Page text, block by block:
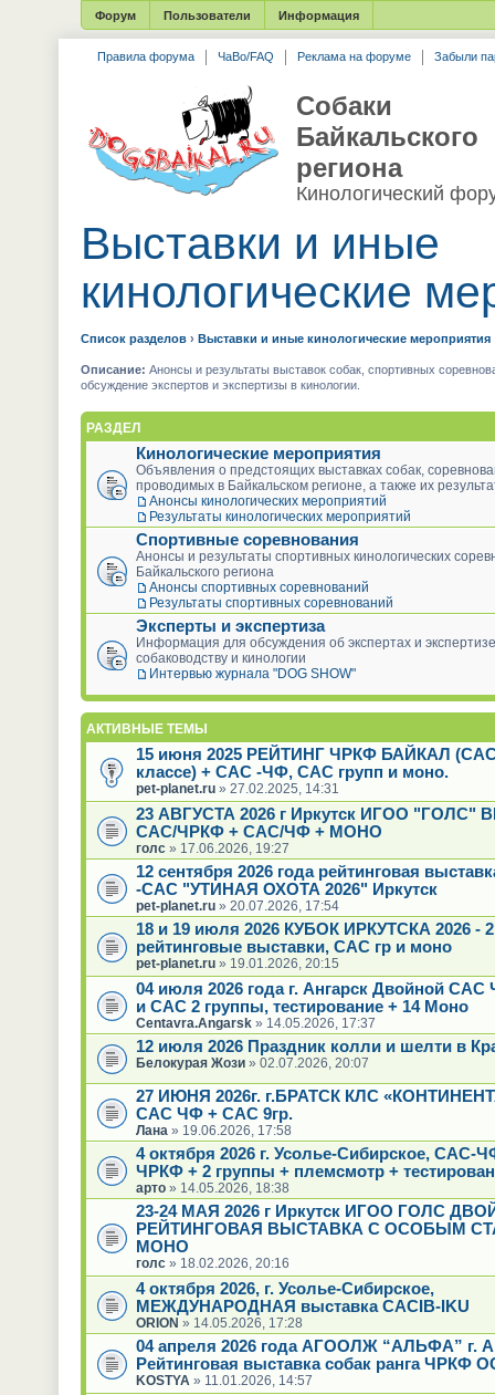
Форум Пользователи Информация
Правила форума ЧаВо/FAQ Реклама на форуме Забыли
Собаки
Байкальского
региона
Кинологический
Выставки и иные
кинологические
Список разделов › Выставки и иные кинологические мероприятия
Описание: Анонсы и результаты выставок собак, спортивных
обсуждение экспертов и экспертизы в кинологии.
РАЗДЕЛ
Кинологические мероприятия
Объявления о предстоящих выставках собак,
проводимых в Байкальском регионе, а также их
Анонсы кинологических мероприятий
Результаты кинологических мероприятий
Спортивные соревнования
Анонсы и результаты спортивных кинологических
Байкальского региона
Анонсы спортивных соревнований
Результаты спортивных соревнований
Эксперты и экспертиза
Информация для обсуждения об экспертах и
собаководству и кинологии
Интервью журнала "DOG SHOW"
АКТИВНЫЕ ТЕМЫ
15 июня 2025 РЕЙТИНГ ЧРКФ БАЙКАЛ
классе) + САС -ЧФ, САС групп и моно.
pet-planet.ru» 27.02.2025, 14:31
23 АВГУСТА 2026 г Иркутск ИГОО "ГОЛС"
САС/ЧРКФ + САС/ЧФ + МОНО
голс» 17.06.2026, 19:27
12 сентября 2026 года рейтинговая
-САС "УТИНАЯ ОХОТА 2026" Иркутск
pet-planet.ru» 20.07.2026, 17:54
18 и 19 июля 2026 КУБОК ИРКУТСКА 2026 - 2
рейтинговые выставки, САС гр и моно
pet-planet.ru» 19.01.2026, 20:15
04 июля 2026 года г. Ангарск Двойной
и САС 2 группы, тестирование + 14 Моно
Centavra.Angarsk» 14.05.2026, 17:37
12 июля 2026 Праздник колли и шелти в
Белокурая Жози» 02.07.2026, 20:07
27 ИЮНЯ 2026г. г.БРАТСК КЛС
САС ЧФ + САС 9гр.
Лана » 19.06.2026, 17:58
4 октября 2026 г. Усолье-Сибирское, САС-
ЧРКФ + 2 группы + племсмотр +
арто» 14.05.2026, 18:38
23-24 МАЯ 2026 г Иркутск ИГОО ГОЛС
РЕЙТИНГОВАЯ ВЫСТАВКА С ОСОБЫМ
МОНО
голс» 18.02.2026, 20:16
4 октября 2026, г. Усолье-Сибирское,
МЕЖДУНАРОДНАЯ выставка CACIB-IKU
ORION » 14.05.2026, 17:28
04 апреля 2026 года АГООЛЖ “АЛЬФА” г.
Рейтинговая выставка собак ранга ЧРКФ
KOSTYA » 11.01.2026, 14:57